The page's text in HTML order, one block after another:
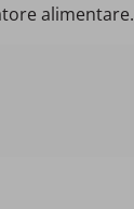
alimentare.